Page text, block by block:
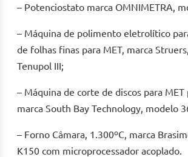
– Potenciostato marca OMNIMETRA,
– Máquina de polimento eletrolítico
de folhas finas para MET, marca
Tenupol III;
– Máquina de corte de discos para MET
marca South Bay Technology, modelo
– Forno Câmara, 1.300ºC, marca
K150 com microprocessador acoplado.